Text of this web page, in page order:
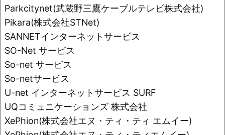
Parkcitynet(武蔵野三鷹ケーブルテレビ株式会社)
Pikara(株式会社STNet)
SANNETインターネットサービス
SO-Net サービス
So-net サービス
So-netサービス
U-net インターネットサービス SURF
UQコミュニケーションズ 株式会社
XePhion(株式会社エヌ・ティ・ティ エムイー)